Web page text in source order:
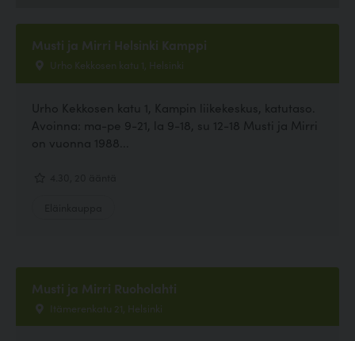
Musti ja Mirri Helsinki Kamppi
Urho Kekkosen katu 1, Helsinki
Urho Kekkosen katu 1, Kampin liikekeskus, katutaso.
Avoinna: ma-pe 9-21, la 9-18, su 12-18 Musti ja Mirri
on vuonna 1988...
Musti ja Mirri Ruoholahti
Itämerenkatu 21, Helsinki